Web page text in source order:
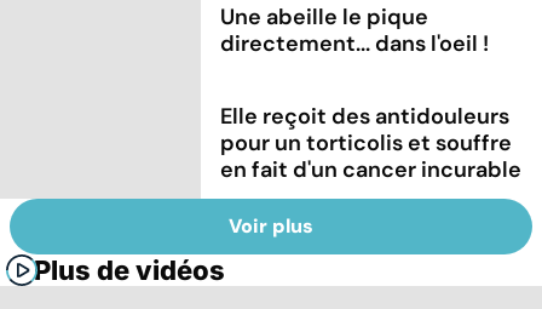
Une abeille le pique
directement... dans l'oeil !
Elle reçoit des antidouleurs
pour un torticolis et souffre
en fait d'un cancer incurable
Voir plus
Plus de vidéos